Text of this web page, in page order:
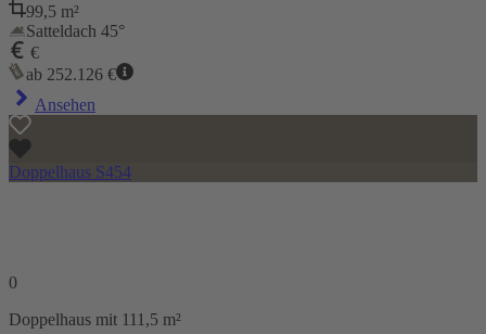
99,5 m²
Satteldach 45°
€
ab 252.126 €
Ansehen
Doppelhaus S454
0
Doppelhaus mit 111,5 m²